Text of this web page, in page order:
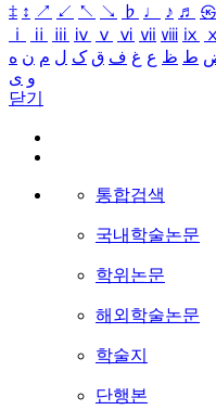
‡ ↕ ↗ ↙ ↖ ↘ ♭ ♩ ♪ ♬ ㉿
ⅰ
ⅱ ⅲ ⅳ ⅴ ⅵ ⅶ ⅷ ⅸ ⅹ
ط ظ ع غ ف ق ک ل م ن ه
و ی
닫기
통합검색
국내학술논문
학위논문
해외학술논문
학술지
단행본